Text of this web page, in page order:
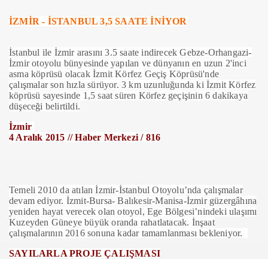
İZMİR - İSTANBUL 3,5 SAATE İNİYOR
İstanbul ile İzmir arasını 3.5 saate indirecek Gebze-Orhangazi-
İzmir otoyolu bünyesinde yapılan ve dünyanın en uzun 2'inci
asma köprüsü olacak İzmit Körfez Geçiş Köprüsü'nde
çalışmalar son hızla sürüyor. 3 km uzunluğunda ki İzmit Körfez
köprüsü sayesinde 1,5 saat süren Körfez geçişinin 6 dakikaya
düşeceği belirtildi.
İzmir
4 Aralık 2015 // Haber Merkezi / 816
Temeli 2010 da atılan İzmir-İstanbul Otoyolu’nda çalışmalar
devam ediyor. İzmit-Bursa- Balıkesir-Manisa-İzmir güzergâhına
yeniden hayat verecek olan otoyol, Ege Bölgesi’nindeki ulaşımı
Kuzeyden Güneye büyük oranda rahatlatacak. İnşaat
çalışmalarının 2016 sonuna kadar tamamlanması bekleniyor.
SAYILARLA PROJE ÇALIŞMASI